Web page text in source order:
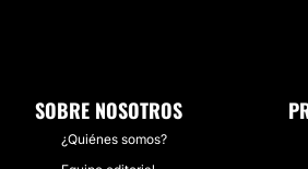
SOBRE NOSOTROS
¿Quiénes somos?